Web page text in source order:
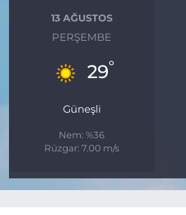
13 AĞUSTOS
PERŞEMBE
29°
Güneşli
Nem: %36
Rüzgar: 7.00 m/s